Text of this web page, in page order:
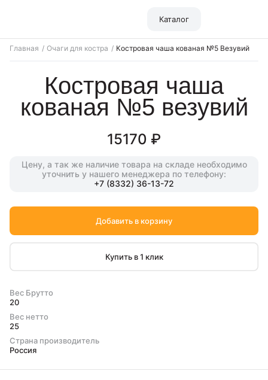
Каталог
Главная Очаги для костра Костровая чаша кованая №5 Везувий
костровая чаша
кованая №5 везувий
15170 ₽
Цену, а так же наличие товара на складе необходимо
уточнить у нашего менеджера по телефону:
+7 (8332) 36-13-72
Добавить в корзину
Купить в 1 клик
Вес Брутто
20
Вес нетто
25
Страна производитель
Россия